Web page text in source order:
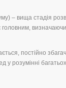
– вища стадія
головним,
постійно
багатьох